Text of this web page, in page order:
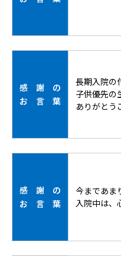
感 謝 の
お 言 葉
長期入院の
子供優先の
ありがとう
感 謝 の
お 言 葉
今まであま
入院中は、